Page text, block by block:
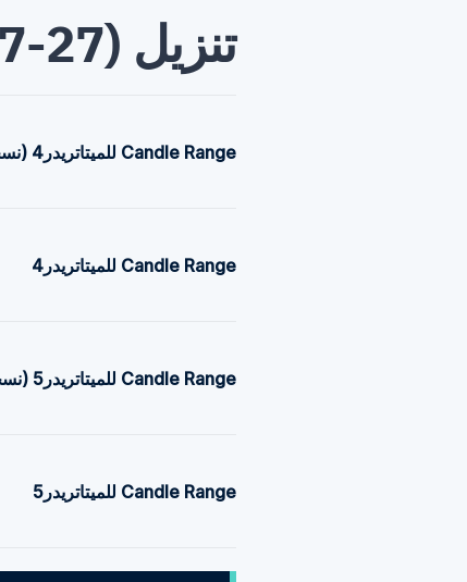
تنزيل (ver. 1.01, 2023-07-27)
Candle Range للميتاتريدر4 (نسخة مضغوطة)
Candle Range للميتاتريدر4
Candle Range للميتاتريدر5 (نسخة مضغوطة)
Candle Range للميتاتريدر5